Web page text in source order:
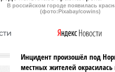
В российском городе появилась
(фото:Pixabay/cowins)
Инцидент произошёл под
местных жителей